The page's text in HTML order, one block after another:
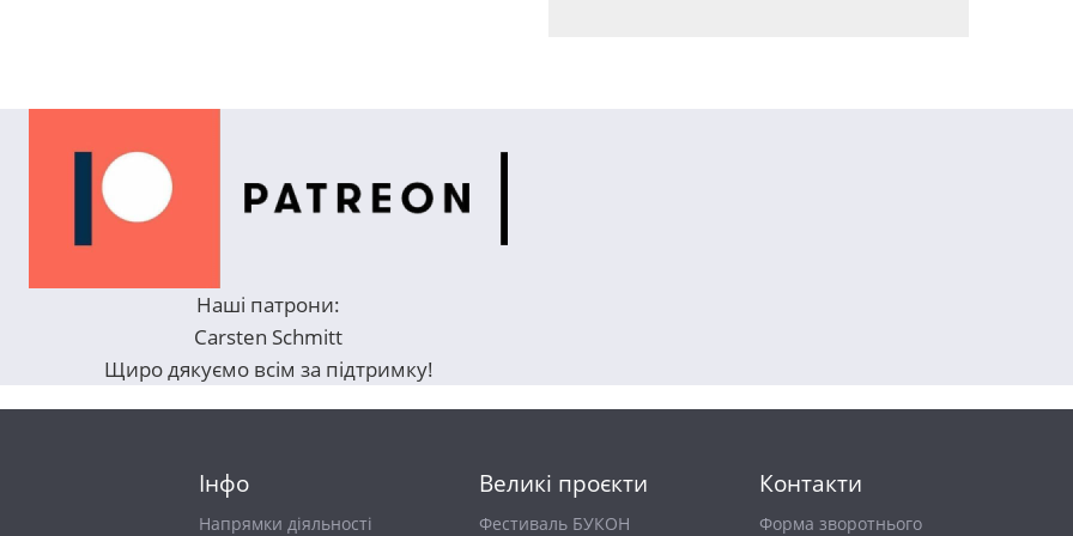
Наші патрони:
Carsten Schmitt
Щиро дякуємо всім за підтримку!
Інфо
Напрямки діяльності
Великі проєкти
Фестиваль БУКОН
Контакти
Форма зворотнього